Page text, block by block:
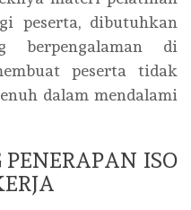
peserta, dibutuhkan
berpengalaman di
peserta tidak
dalam mendalami
ISO